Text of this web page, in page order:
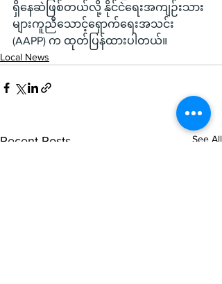
ရှိနေဆဲဖြစ်တယ်လို့ နိုင်ငဲရေးအကျဉ်းသား
များကူညီသောင့်ရှောက်ရေးအသင်း
(AAPP) က ထုတ်ပြန်ထားပါတယ်။
Local News
Recent Posts See All